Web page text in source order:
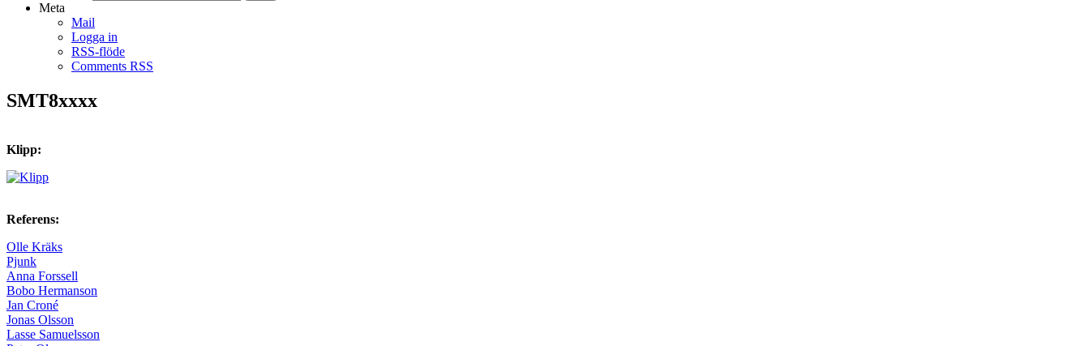
Meta
Mail
Logga in
RSS-flöde
Comments RSS
SMT8xxxx
Klipp:
Referens:
Olle Kräks
Pjunk
Anna Forssell
Bobo Hermanson
Jan Croné
Jonas Olsson
Lasse Samuelsson